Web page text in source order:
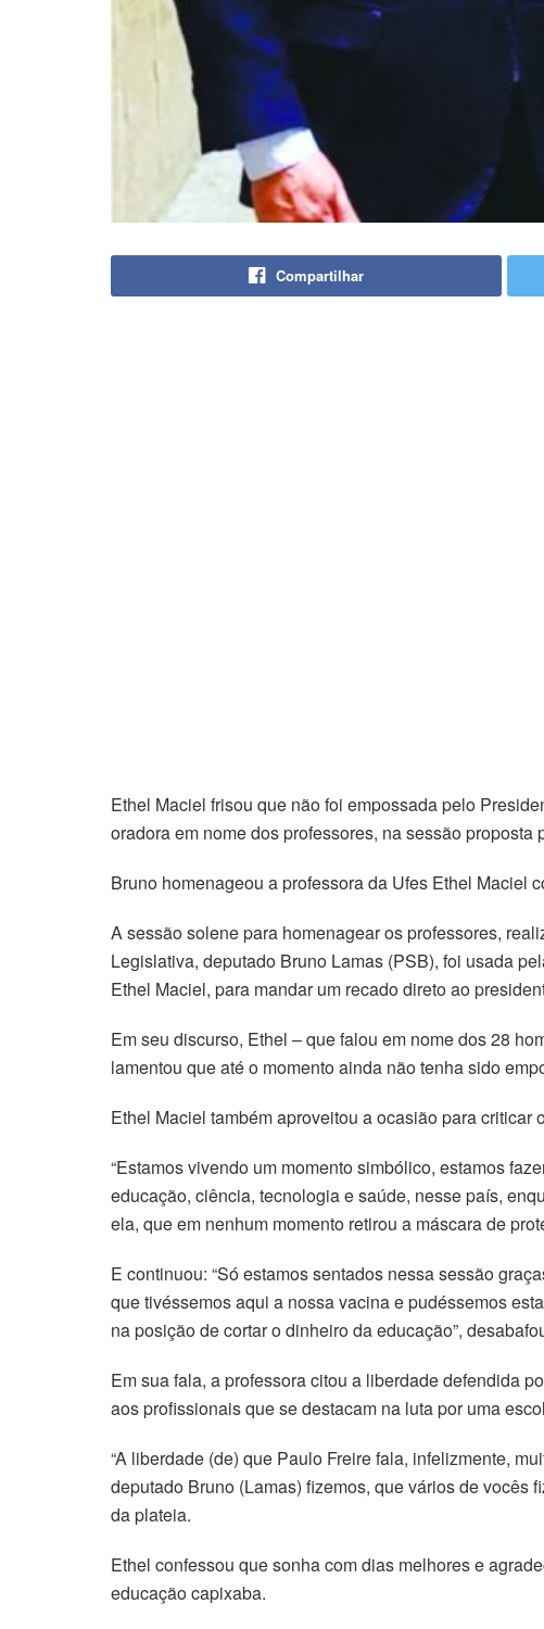
Compartilhar
Ethel Maciel frisou que não foi empossada pelo
oradora em nome dos professores, na sessão
Bruno homenageou a professora da Ufes Ethel Maciel
A sessão solene para homenagear os professores,
Legislativa, deputado Bruno Lamas (PSB), foi usada
Ethel Maciel, para mandar um recado direto ao
Em seu discurso, Ethel – que falou em nome dos 28
lamentou que até o momento ainda não tenha sido
Ethel Maciel também aproveitou a ocasião para
“Estamos vivendo um momento simbólico, estamos
educação, ciência, tecnologia e saúde, nesse país,
ela, que em nenhum momento retirou a máscara de
E continuou: “Só estamos sentados nessa sessão
que tivéssemos aqui a nossa vacina e pudéssemos
na posição de cortar o dinheiro da educação”,
Em sua fala, a professora citou a liberdade defendida
aos profissionais que se destacam na luta por uma
“A liberdade (de) que Paulo Freire fala, infelizmente,
deputado Bruno (Lamas) fizemos, que vários de vocês
da plateia.
Ethel confessou que sonha com dias melhores e
educação capixaba.